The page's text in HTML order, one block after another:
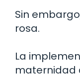
Sin
rosa.
La
maternidad